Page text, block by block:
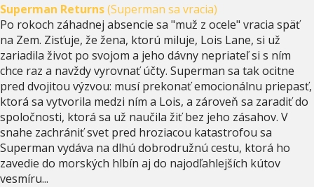
Superman Returns(Superman sa vracia)
Po rokoch záhadnej absencie sa "muž z ocele" vracia späť
na Zem. Zisťuje, že žena, ktorú miluje, Lois Lane, si už
zariadila život po svojom a jeho dávny nepriateľ si s ním
chce raz a navždy vyrovnať účty. Superman sa tak ocitne
pred dvojitou výzvou: musí prekonať emocionálnu priepasť,
ktorá sa vytvorila medzi ním a Lois, a zároveň sa zaradiť do
spoločnosti, ktorá sa už naučila žiť bez jeho zásahov. V
snahe zachrániť svet pred hroziacou katastrofou sa
Superman vydáva na dlhú dobrodružnú cestu, ktorá ho
zavedie do morských hlbín aj do najodľahlejších kútov
vesmíru...